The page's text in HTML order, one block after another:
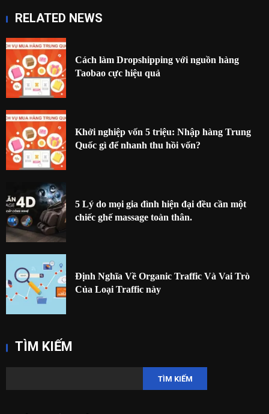
RELATED NEWS
Cách làm Dropshipping với nguồn hàng
Taobao cực hiệu quả
Khởi nghiệp vốn 5 triệu: Nhập hàng Trung
Quốc gì để nhanh thu hồi vốn?
5 Lý do mọi gia đình hiện đại đều cần một
chiếc ghế massage toàn thân.
Định Nghĩa Về Organic Traffic Và Vai Trò
Của Loại Traffic này
TÌM KIẾM
TÌM KIẾM